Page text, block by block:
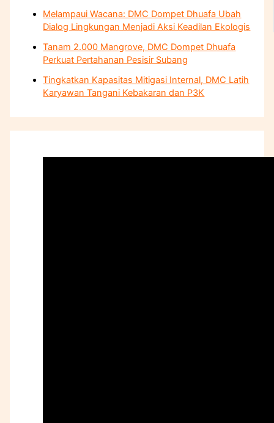
Melampaui Wacana: DMC Dompet Dhuafa Ubah
Dialog Lingkungan Menjadi Aksi Keadilan Ekologis
Tanam 2.000 Mangrove, DMC Dompet Dhuafa
Perkuat Pertahanan Pesisir Subang
Tingkatkan Kapasitas Mitigasi Internal, DMC Latih
Karyawan Tangani Kebakaran dan P3K